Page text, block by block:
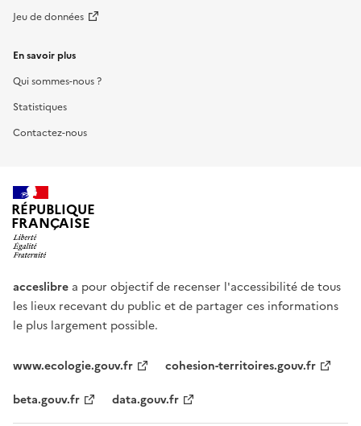
Jeu de données
En savoir plus
Qui sommes-nous ?
Statistiques
Contactez-nous
RÉPUBLIQUE
FRANÇAISE
acceslibre a pour objectif de recenser l'accessibilité de tous
les lieux recevant du public et de partager ces informations
le plus largement possible.
www.ecologie.gouv.fr
cohesion-territoires.gouv.fr
beta.gouv.fr
data.gouv.fr